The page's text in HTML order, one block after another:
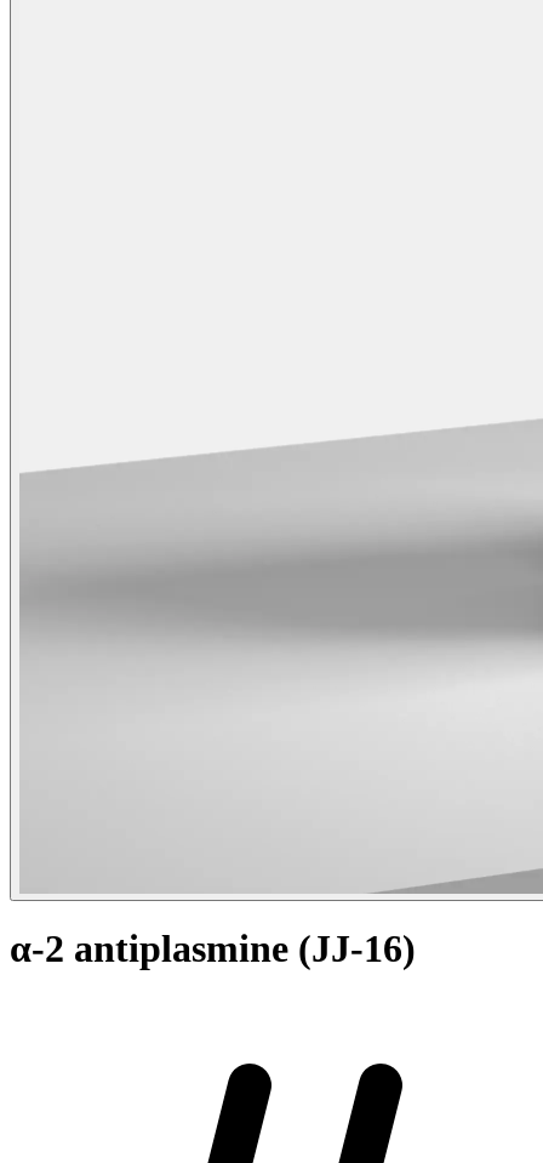
α-2 antiplasmine (JJ-16)